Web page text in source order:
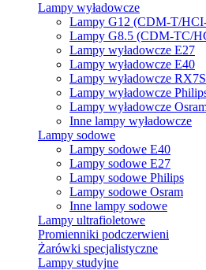
Lampy wyładowcze
Lampy G12 (CDM-T/
Lampy G8.5 (CDM-TC/
Lampy wyładowcze E27
Lampy wyładowcze E40
Lampy wyładowcze RX7S
Lampy wyładowcze
Lampy wyładowcze
Inne lampy wyładowcze
Lampy sodowe
Lampy sodowe E40
Lampy sodowe E27
Lampy sodowe Philips
Lampy sodowe Osram
Inne lampy sodowe
Lampy ultrafioletowe
Promienniki podczerwieni
Żarówki specjalistyczne
Lampy studyjne